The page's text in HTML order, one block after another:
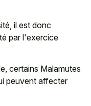
il est donc
par l'exercice
certains Malamutes
peuvent affecter